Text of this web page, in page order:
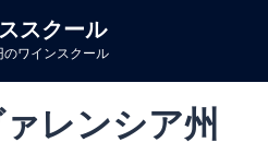
スクール
ワインスクール
レンシア州